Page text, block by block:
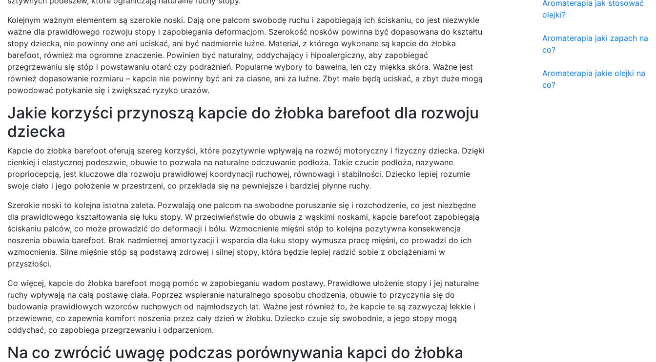
Kolejnym ważnym elementem są szerokie noski. Dają one palcom swobodę ruchu i zapobiegają ich ściskaniu, co jest niezwykle
ważne dla prawidłowego rozwoju stopy i zapobiegania deformacjom. Szerokość nosków powinna być dopasowana do kształtu
stopy dziecka, nie powinny one ani uciskać, ani być nadmiernie luźne. Materiał, z którego wykonane są kapcie do żłobka
barefoot, również ma ogromne znaczenie. Powinien być naturalny, oddychający i hipoalergiczny, aby zapobiegać
przegrzewaniu się stóp i powstawaniu otarć czy podrażnień. Popularne wybory to bawełna, len czy miękka skóra. Ważne jest
również dopasowanie rozmiaru – kapcie nie powinny być ani za ciasne, ani za luźne. Zbyt małe będą uciskać, a zbyt duże mogą
powodować potykanie się i zwiększać ryzyko urazów.
Jakie korzyści przynoszą kapcie do żłobka barefoot dla rozwoju
dziecka
Kapcie do żłobka barefoot oferują szereg korzyści, które pozytywnie wpływają na rozwój motoryczny i fizyczny dziecka. Dzięki
cienkiej i elastycznej podeszwie, obuwie to pozwala na naturalne odczuwanie podłoża. Takie czucie podłoża, nazywane
propriocepcją, jest kluczowe dla rozwoju prawidłowej koordynacji ruchowej, równowagi i stabilności. Dziecko lepiej rozumie
swoje ciało i jego położenie w przestrzeni, co przekłada się na pewniejsze i bardziej płynne ruchy.
Szerokie noski to kolejna istotna zaleta. Pozwalają one palcom na swobodne poruszanie się i rozchodzenie, co jest niezbędne
dla prawidłowego kształtowania się łuku stopy. W przeciwieństwie do obuwia z wąskimi noskami, kapcie barefoot zapobiegają
ściskaniu palców, co może prowadzić do deformacji i bólu. Wzmocnienie mięśni stóp to kolejna pozytywna konsekwencja
noszenia obuwia barefoot. Brak nadmiernej amortyzacji i wsparcia dla łuku stopy wymusza pracę mięśni, co prowadzi do ich
wzmocnienia. Silne mięśnie stóp są podstawą zdrowej i silnej stopy, która będzie lepiej radzić sobie z obciążeniami w
przyszłości.
Co więcej, kapcie do żłobka barefoot mogą pomóc w zapobieganiu wadom postawy. Prawidłowe ułożenie stopy i jej naturalne
ruchy wpływają na całą postawę ciała. Poprzez wspieranie naturalnego sposobu chodzenia, obuwie to przyczynia się do
budowania prawidłowych wzorców ruchowych od najmłodszych lat. Ważne jest również to, że kapcie te są zazwyczaj lekkie i
przewiewne, co zapewnia komfort noszenia przez cały dzień w żłobku. Dziecko czuje się swobodnie, a jego stopy mogą
oddychać, co zapobiega przegrzewaniu i odparzeniom.
Na co zwrócić uwagę podczas porównywania kapci do żłobka
Aromaterapia jak stosować
olejki?
Aromaterapia jaki zapach na
co?
Aromaterapia jakie olejki na
co?